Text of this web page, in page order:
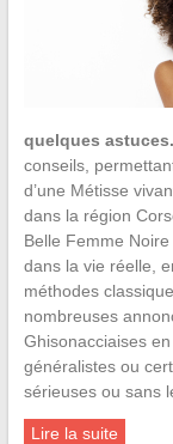
quelques astuces.
conseils,
d’une Métisse
dans la région
Belle Femme
dans la vie réelle,
méthodes
nombreuses
Ghisonacciaises
généralistes ou
sérieuses ou sans
Lire la suite